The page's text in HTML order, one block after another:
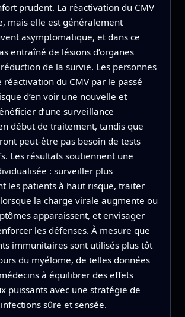
prudent. La réactivation du CMV
mais elle est généralement
asymptomatique, et dans ce
entraîné de lésions d’organes
de la survie. Les personnes
réactivation du CMV par le passé
d’en voir une nouvelle et
d’une surveillance
début de traitement, tandis que
peut-être pas besoin de tests
Les résultats soutiennent une
: surveiller plus
les patients à haut risque, traiter
la charge virale augmente ou
apparaissent, et envisager
les défenses. À mesure que
immunitaires sont utilisés plus tôt
du myélome, de telles données
à équilibrer des effets
puissants avec une stratégie de
sûre et sensée.